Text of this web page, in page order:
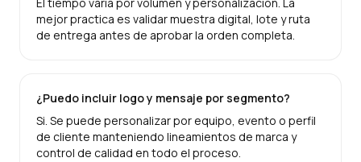
El tiempo varia por volumen y personalizacion. La
mejor practica es validar muestra digital, lote y ruta
de entrega antes de aprobar la orden completa.
¿Puedo incluir logo y mensaje por segmento?
Si. Se puede personalizar por equipo, evento o perfil
de cliente manteniendo lineamientos de marca y
control de calidad en todo el proceso.